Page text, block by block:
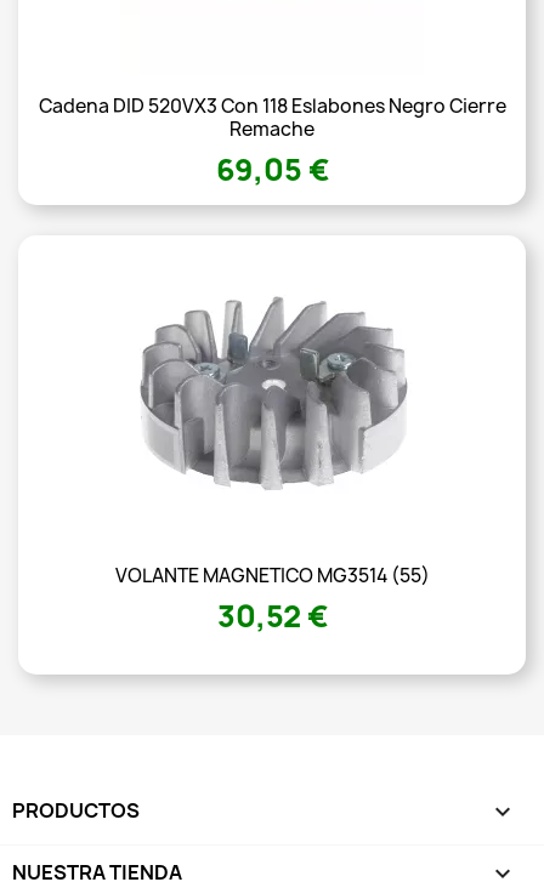
Cadena DID 520VX3 Con 118 Eslabones Negro Cierre
Remache
69,05 €
VOLANTE MAGNETICO MG3514 (55)
30,52 €
PRODUCTOS 
NUESTRA TIENDA 